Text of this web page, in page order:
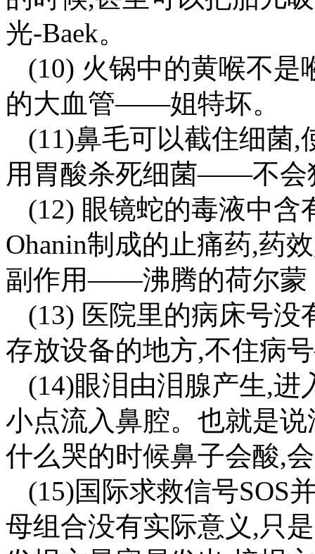
光-Baek。
(10) 火锅中的黄喉不是
的大血管——姐特坏。
(11)鼻毛可以截住细菌,
用胃酸杀死细菌——不
(12) 眼镜蛇的毒液中含
Ohanin制成的止痛药,药
副作用——沸腾的荷尔蒙
(13) 医院里的病床号没
存放设备的地方,不住病
(14)眼泪由泪腺产生,进
小点流入鼻腔。也就是
什么哭的时候鼻子会酸,
(15)国际求救信号SOS
母组合没有实际意义,只